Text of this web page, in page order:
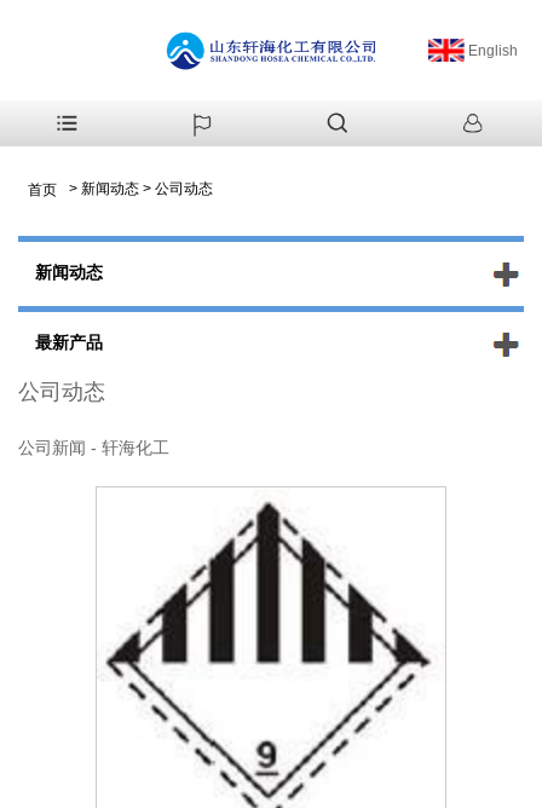
English
首页 > 新闻动态 > 公司动态
新闻动态
最新产品
公司动态
公司新闻 - 轩海化工